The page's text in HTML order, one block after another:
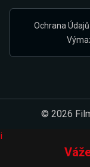
Ochrana Údajů
© 2026
i